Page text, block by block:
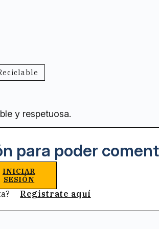
y respetuosa.
para poder
INICIAR
SESIÓN
Registrate aquí